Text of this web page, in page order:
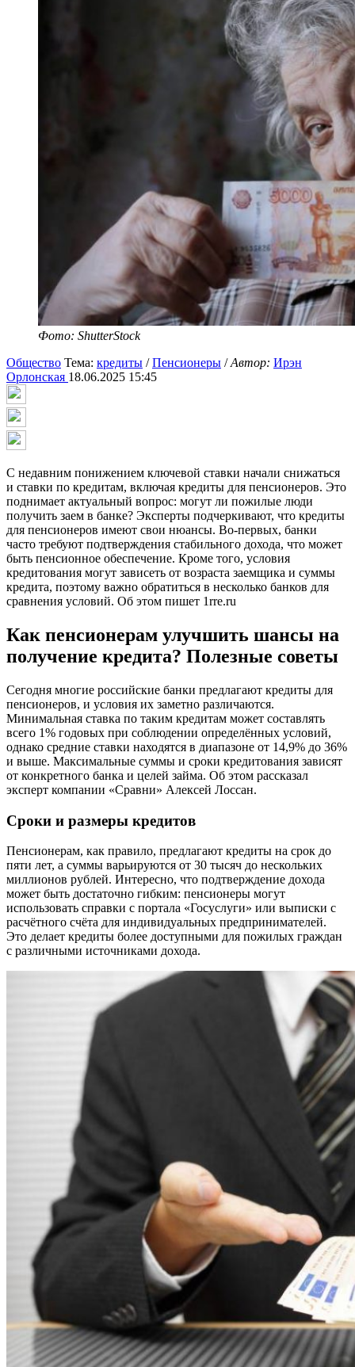
Фото: ShutterStock
Общество Тема: кредиты /Пенсионеры /Автор: Ирэн
Орлонская 18.06.2025 15:45
С недавним понижением ключевой ставки начали снижаться
и ставки по кредитам, включая кредиты для пенсионеров. Это
поднимает актуальный вопрос: могут ли пожилые люди
получить заем в банке? Эксперты подчеркивают, что кредиты
для пенсионеров имеют свои нюансы. Во-первых, банки
часто требуют подтверждения стабильного дохода, что может
быть пенсионное обеспечение. Кроме того, условия
кредитования могут зависеть от возраста заемщика и суммы
кредита, поэтому важно обратиться в несколько банков для
сравнения условий. Об этом пишет 1rre.ru
Как пенсионерам улучшить шансы на
получение кредита? Полезные советы
Сегодня многие российские банки предлагают кредиты для
пенсионеров, и условия их заметно различаются.
Минимальная ставка по таким кредитам может составлять
всего 1% годовых при соблюдении определённых условий,
однако средние ставки находятся в диапазоне от 14,9% до 36%
и выше. Максимальные суммы и сроки кредитования зависят
от конкретного банка и целей займа. Об этом рассказал
эксперт компании «Сравни» Алексей Лоссан.
Сроки и размеры кредитов
Пенсионерам, как правило, предлагают кредиты на срок до
пяти лет, а суммы варьируются от 30 тысяч до нескольких
миллионов рублей. Интересно, что подтверждение дохода
может быть достаточно гибким: пенсионеры могут
использовать справки с портала «Госуслуги» или выписки с
расчётного счёта для индивидуальных предпринимателей.
Это делает кредиты более доступными для пожилых граждан
с различными источниками дохода.